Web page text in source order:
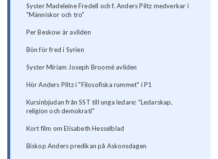
Syster Madeleine Fredell och f. Anders Piltz medverkar i
"Människor och tro"
Per Beskow är avliden
Bön för fred i Syrien
Syster Miriam Joseph Broomé avliden
Hör Anders Piltz i "Filosofiska rummet" i P1
Kursinbjudan från SST till unga ledare: "Ledarskap,
religion och demokrati"
Kort film om Elisabeth Hesselblad
Biskop Anders predikan på Askonsdagen